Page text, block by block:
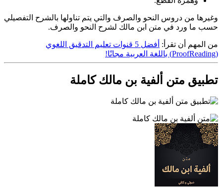
وغيرها من دروس النحو والصرف والتي يتم تناولها بالشرح التفصيلي
حسب ما ورد في متن ابن مالك لشرح النحو والصرف.
من المهم أن تقرأ:
أفضل 5 قنوات تعليم التدقيق اللغوي
(ProofReading) باللغة العربية مجانًا!
تطبيق متن ألفية بن مالك كاملة